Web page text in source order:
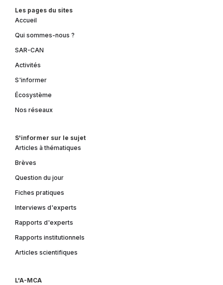
Les pages du sites
Accueil
Qui sommes-nous ?
SAR-CAN
Activités
S'informer
Écosystème
Nos réseaux
S'informer sur le sujet
Articles à thématiques
Brèves
Question du jour
Fiches pratiques
Interviews d'experts
Rapports d'experts
Rapports institutionnels
Articles scientifiques
L'A-MCA